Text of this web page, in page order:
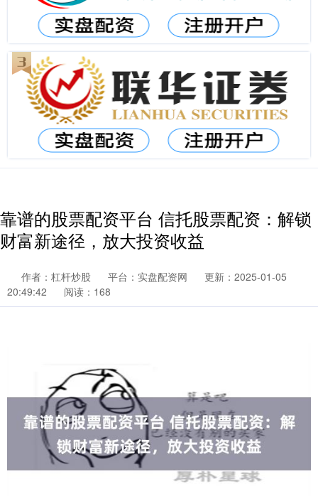
靠谱的股票配资平台 信托股票配资：解锁
财富新途径，放大投资收益
作者：杠杆炒股 平台：实盘配资网
更新：2025-01-05
20:49:42
阅读：168